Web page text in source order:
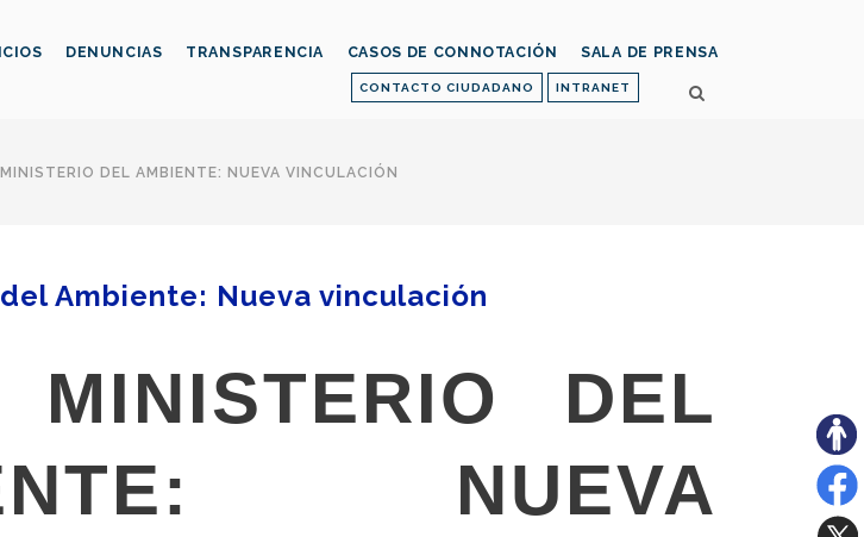
CONTACTO CIUDADANO INTRANET
DENUNCIAS TRANSPARENCIA CASOS DE CONNOTACIÓN SALA DE PRENSA
DEL AMBIENTE: NUEVA VINCULACIÓN
Ambiente: Nueva vinculación
MINISTERIO DEL
NUEVA